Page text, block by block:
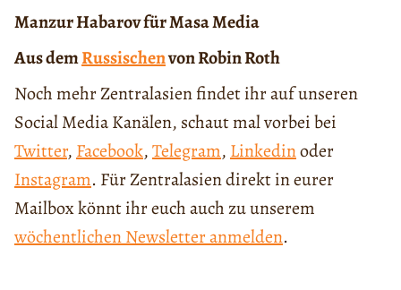
Manzur Habarov für Masa Media
Aus demRussischenvon Robin Roth
Noch mehr Zentralasien findet ihr auf unseren
Social Media Kanälen, schaut mal vorbei bei
Twitter, Facebook,Telegram, Linkedinoder
Instagram. Für Zentralasien direkt in eurer
Mailbox könnt ihr euch auch zu unserem
wöchentlichen Newsletter anmelden.